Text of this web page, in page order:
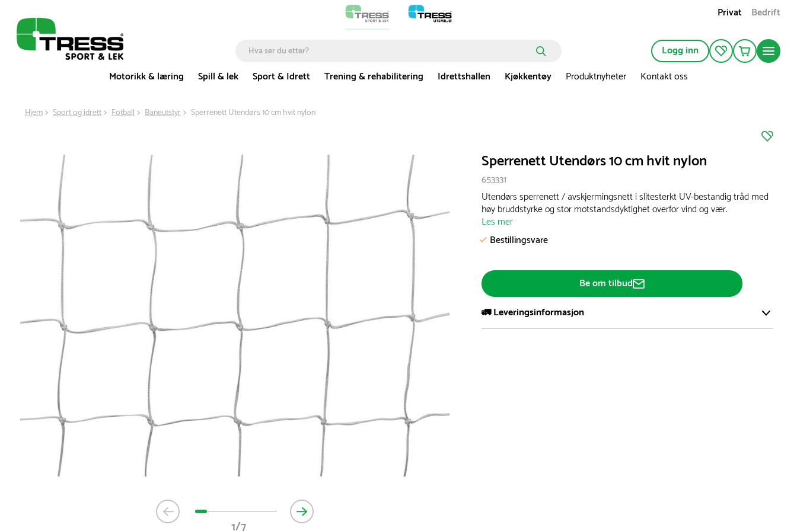
Privat Bedrift
Logg inn
Motorikk & læring
Spill & lek Sport & Idrett Trening & rehabilitering Idrettshallen Kjøkkentøy Produktnyheter Kontakt oss
Hjem Sport og idrett Fotball Baneutstyr Sperrenett Utendørs 10 cm hvit nylon
1/7
Sperrenett Utendørs 10 cm hvit nylon
653331
Utendørs sperrenett / avskjermingsnett i slitesterkt UV-bestandig tråd med
høy bruddstyrke og stor motstandsdyktighet overfor vind og vær.
Les mer
Bestillingsvare
Be om tilbud
🚛 Leveringsinformasjon